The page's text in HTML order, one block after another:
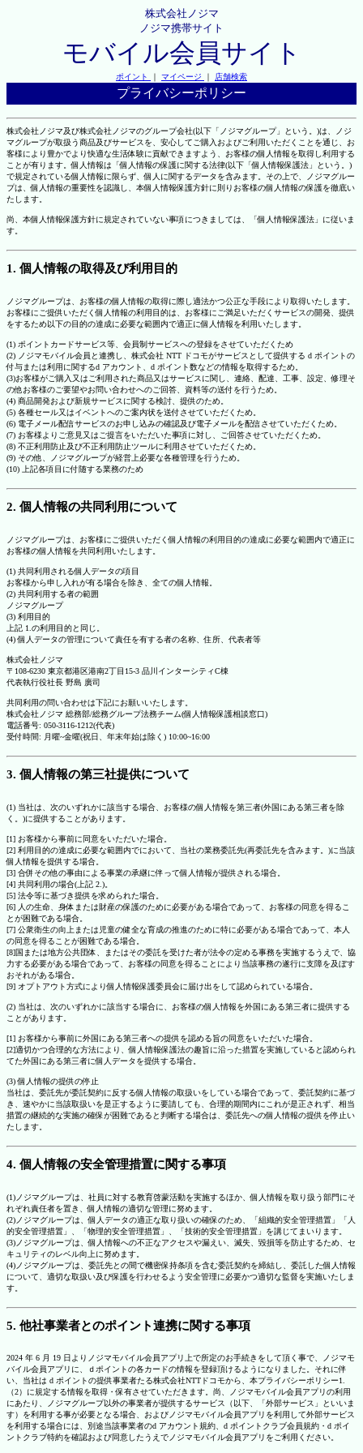
株式会社ノジマ
ノジマ携帯サイト
モバイル会員サイト
ポイント ｜ マイページ ｜ 店舗検索
プライバシーポリシー
株式会社ノジマ及び株式会社ノジマのグループ会社(以下「ノジマグループ」という。)は、ノジ
マグループが取扱う商品及びサービスを、安心してご購入およびご利用いただくことを通じ、お
客様により豊かでより快適な生活体験に貢献できますよう、お客様の個人情報を取得し利用する
ことが有ります。個人情報は「個人情報の保護に関する法律(以下「個人情報保護法」という。)
で規定されている個人情報に限らず、個人に関するデータを含みます。その上で、ノジマグルー
プは、個人情報の重要性を認識し、本個人情報保護方針に則りお客様の個人情報の保護を徹底い
たします。
尚、本個人情報保護方針に規定されていない事項につきましては、「個人情報保護法」に従いま
す。
1. 個人情報の取得及び利用目的
ノジマグループは、お客様の個人情報の取得に際し適法かつ公正な手段により取得いたします。
お客様にご提供いただく個人情報の利用目的は、お客様にご満足いただくサービスの開発、提供
をするため以下の目的の達成に必要な範囲内で適正に個人情報を利用いたします。
(1) ポイントカードサービス等、会員制サービスへの登録をさせていただくため
(2) ノジマモバイル会員と連携し、株式会社 NTT ドコモがサービスとして提供する d ポイントの
付与または利用に関するd アカウント、d ポイント数などの情報を取得するため。
(3)お客様がご購入又はご利用された商品又はサービスに関し、連絡、配達、工事、設定、修理そ
の他お客様のご要望やお問い合わせへのご回答、資料等の送付を行うため。
(4) 商品開発および新規サービスに関する検討、提供のため。
(5) 各種セール又はイベントへのご案内状を送付させていただくため。
(6) 電子メール配信サービスのお申し込みの確認及び電子メールを配信させていただくため。
(7) お客様よりご意見又はご提言をいただいた事項に対し、ご回答させていただくため。
(8) 不正利用防止及び不正利用防止ツールに利用させていただくため。
(9) その他、ノジマグループが経営上必要な各種管理を行うため。
(10) 上記各項目に付随する業務のため
2. 個人情報の共同利用について
ノジマグループは、お客様にご提供いただく個人情報の利用目的の達成に必要な範囲内で適正に
お客様の個人情報を共同利用いたします。
(1) 共同利用される個人データの項目
お客様から申し入れが有る場合を除き、全ての個人情報。
(2) 共同利用する者の範囲
ノジマグループ
(3) 利用目的
上記 1.の利用目的と同じ。
(4) 個人データの管理について責任を有する者の名称、住所、代表者等
株式会社ノジマ
〒108-6230 東京都港区港南2丁目15-3 品川インターシティC棟
代表執行役社長 野島 廣司
共同利用の問い合わせは下記にお願いいたします。
株式会社ノジマ 総務部/総務グループ法務チーム(個人情報保護相談窓口)
電話番号: 050-3116-1212(代表)
受付時間: 月曜~金曜(祝日、年末年始は除く) 10:00~16:00
3. 個人情報の第三社提供について
(1) 当社は、次のいずれかに該当する場合、お客様の個人情報を第三者(外国にある第三者を除
く。)に提供することがあります。
[1] お客様から事前に同意をいただいた場合。
[2] 利用目的の達成に必要な範囲内でにおいて、当社の業務委託先(再委託先を含みます。)に当該
個人情報を提供する場合。
[3] 合併その他の事由による事業の承継に伴って個人情報が提供される場合。
[4] 共同利用の場合(上記 2.)。
[5] 法令等に基づき提供を求められた場合。
[6] 人の生命、身体または財産の保護のために必要がある場合であって、お客様の同意を得るこ
とが困難である場合。
[7] 公衆衛生の向上または児童の健全な育成の推進のために特に必要がある場合であって、本人
の同意を得ることが困難である場合。
[8]国または地方公共団体、またはその委託を受けた者が法令の定める事務を実施するうえで、協
力する必要がある場合であって、お客様の同意を得ることにより当該事務の遂行に支障を及ぼす
おそれがある場合。
[9] オプトアウト方式により個人情報保護委員会に届け出をして認められている場合。
(2) 当社は、次のいずれかに該当する場合に、お客様の個人情報を外国にある第三者に提供する
ことがあります。
[1] お客様から事前に外国にある第三者への提供を認める旨の同意をいただいた場合。
[2]適切かつ合理的な方法により、個人情報保護法の趣旨に沿った措置を実施していると認められ
てた外国にある第三者に個人データを提供する場合。
(3) 個人情報の提供の停止
当社は、委託先が委託契約に反する個人情報の取扱いをしている場合であって、委託契約に基づ
き、速やかに当該取扱いを是正するように要請しても、合理的期間内にこれが是正されず、相当
措置の継続的な実施の確保が困難であると判断する場合は、委託先への個人情報の提供を停止い
たします。
4. 個人情報の安全管理措置に関する事項
(1)ノジマグループは、社員に対する教育啓蒙活動を実施するほか、個人情報を取り扱う部門にそ
れぞれ責任者を置き、個人情報の適切な管理に努めます。
(2)ノジマグループは、個人データの適正な取り扱いの確保のため、「組織的安全管理措置」「人
的安全管理措置」、「物理的安全管理措置」、「技術的安全管理措置」を講じてまいります。
(3)ノジマグループは、個人情報への不正なアクセスや漏えい、滅失、毀損等を防止するため、セ
キュリティのレベル向上に努めます。
(4)ノジマグループは、委託先との間で機密保持条項を含む委託契約を締結し、委託した個人情報
について、適切な取扱い及び保護を行わせるよう安全管理に必要かつ適切な監督を実施いたしま
す。
5. 他社事業者とのポイント連携に関する事項
2024 年 6 月 19 日よりノジマモバイル会員アプリ上で所定のお手続きをして頂く事で、ノジマモ
バイル会員アプリに、ｄポイントの各カードの情報を登録頂けるようになりました。それに伴
い、当社は d ポイントの提供事業者たる株式会社NTTドコモから、本プライバシーポリシー1.
（2）に規定する情報を取得・保有させていただきます。尚、ノジマモバイル会員アプリの利用
にあたり、ノジマグループ以外の事業者が提供するサービス（以下、「外部サービス」といいま
す）を利用する事が必要となる場合、およびノジマモバイル会員アプリを利用して外部サービス
を利用する場合には、別途当該事業者のd アカウント規約、d ポイントクラブ会員規約・d ポイ
ントクラブ特約を確認および同意したうえでノジマモバイル会員アプリをご利用ください。